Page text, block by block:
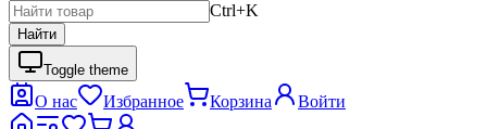
Ctrl+K
Найти
Toggle theme
О нас Избранное Корзина Войти